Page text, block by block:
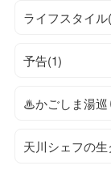
ライフスタイル
予告(1)
♨かごしま湯巡
天川シェフの